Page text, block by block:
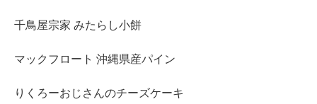
千鳥屋宗家 みたらし小餅
マックフロート 沖縄県産パイン
りくろーおじさんのチーズケーキ